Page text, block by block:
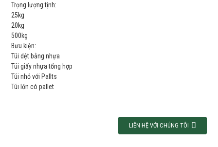
Trọng lượng tịnh:
25kg
20kg
500kg
Bưu kiện:
Túi dệt bằng nhựa
Túi giấy nhựa tổng hợp
Túi nhỏ với Pallts
Túi lớn có pallet
LIÊN HỆ VỚI CHÚNG TÔI